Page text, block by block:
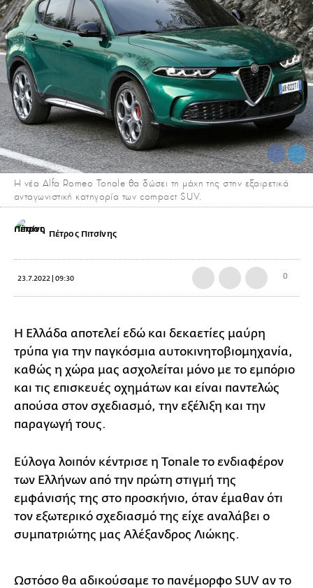
Η νέα Alfa Romeo Tonale θα δώσει τη μάχη της στην εξαιρετικά
ανταγωνιστική κατηγορία των compact SUV.
Πέτρος Πιτσίνης
23.7.2022 | 09:30 0
Η Ελλάδα αποτελεί εδώ και δεκαετίες μαύρη
τρύπα για την παγκόσμια αυτοκινητοβιομηχανία,
καθώς η χώρα μας ασχολείται μόνο με το εμπόριο
και τις επισκευές οχημάτων και είναι παντελώς
απούσα στον σχεδιασμό, την εξέλιξη και την
παραγωγή τους.
Εύλογα λοιπόν κέντρισε η Tonale το ενδιαφέρον
των Ελλήνων από την πρώτη στιγμή της
εμφάνισής της στο προσκήνιο, όταν έμαθαν ότι
τον εξωτερικό σχεδιασμό της είχε αναλάβει ο
συμπατριώτης μας Αλέξανδρος Λιώκης.
Ωστόσο θα αδικούσαμε το πανέμορφο SUV αν το